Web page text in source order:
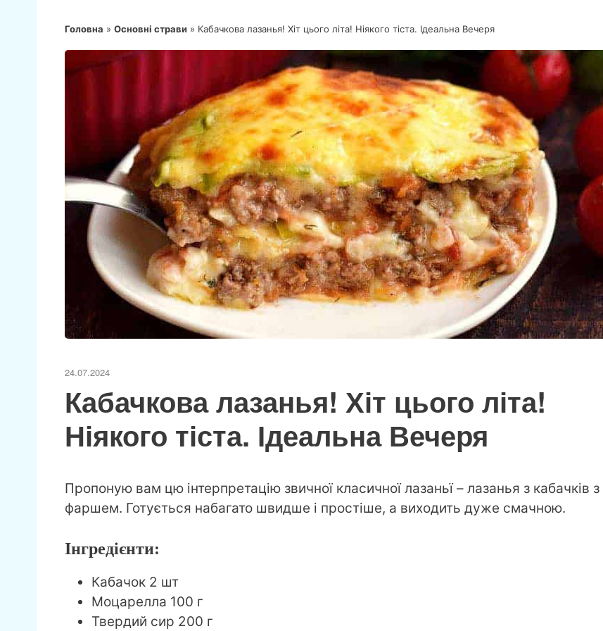
Головна » Основні страви » Кабачкова лазанья! Хіт цього літа! Ніякого тіста. Ідеальна Вечеря
24.07.2024
Кабачкова лазанья! Хіт цього літа!
Ніякого тіста. Ідеальна Вечеря
Пропоную вам цю інтерпретацію звичної класичної лазаньї – лазанья з кабачків з
фаршем. Готується набагато швидше і простіше, а виходить дуже смачною.
Інгредієнти:
Кабачок 2 шт
Моцарелла 100 г
Твердий сир 200 г